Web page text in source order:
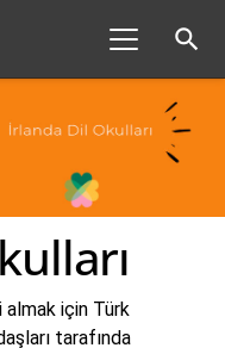
search
almak için Türk
tarafında